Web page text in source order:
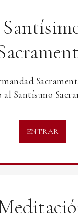
al Santísimo
ENTRAR